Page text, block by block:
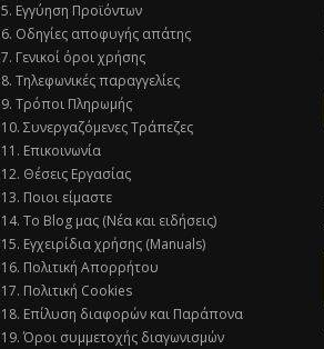
5. Εγγύηση Προϊόντων
6. Οδηγίες αποφυγής απάτης
7. Γενικοί όροι χρήσης
8. Τηλεφωνικές παραγγελίες
9. Τρόποι Πληρωμής
10. Συνεργαζόμενες Τράπεζες
11. Επικοινωνία
12. Θέσεις Εργασίας
13. Ποιοι είμαστε
14. Το Blog μας (Νέα και ειδήσεις)
15. Εγχειρίδια χρήσης (Manuals)
16. Πολιτική Απορρήτου
17. Πολιτική Cookies
18. Επίλυση διαφορών και Παράπονα
19. Όροι συμμετοχής διαγωνισμών